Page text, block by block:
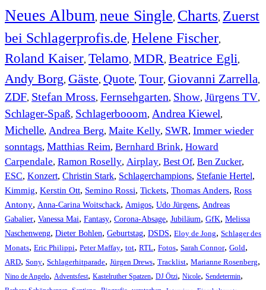
Neues Album, neue Single, Charts, Zuerst
bei Schlagerprofis.de, Helene Fischer,
Roland Kaiser, Telamo, MDR, Beatrice Egli,
Andy Borg, Gäste, Quote, Tour, Giovanni Zarrella,
ZDF, Stefan Mross, Fernsehgarten, Show, Jürgens TV,
Schlager-Spaß, Schlagerbooom, Andrea Kiewel,
Michelle, Andrea Berg, Maite Kelly, SWR, Immer wieder
sonntags, Matthias Reim, Bernhard Brink, Howard
Carpendale, Ramon Roselly, Airplay, Best Of, Ben Zucker,
ESC, Konzert, Christin Stark, Schlagerchampions, Stefanie Hertel,
Kimmig, Kerstin Ott, Semino Rossi, Tickets, Thomas Anders, Ross
Antony, Anna-Carina Woitschack, Amigos, Udo Jürgens, Andreas
Gabalier, Vanessa Mai, Fantasy, Corona-Absage, Jubiläum, GfK, Melissa
Naschenweng, Dieter Bohlen, Geburtstag, DSDS, Eloy de Jong, Schlager des
Monats, Eric Philippi, Peter Maffay, tot, RTL, Fotos, Sarah Connor, Gold,
ARD, Sony, Schlagerhitparade, Jürgen Drews, Tracklist, Marianne Rosenberg,
Nino de Angelo, Adventsfest, Kastelruther Spatzen, DJ Ötzi, Nicole, Sendetermin,